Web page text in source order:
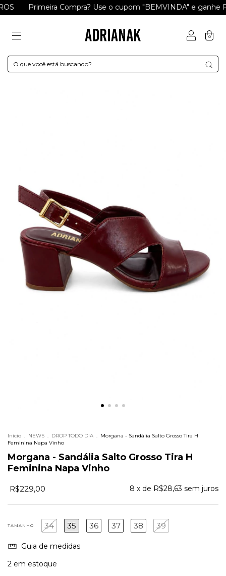
Primeira Compra? Use o cupom "BEMVINDA" e ganhe R$
0
Início . NEWS . DROP TODO DIA . Morgana - Sandália Salto Grosso Tira H
Feminina Napa Vinho
Morgana - Sandália Salto Grosso Tira H
Feminina Napa Vinho
R$229,00 8 x de R$28,63 sem juros
TAMANHO 34 35 36 37 38 39
Guia de medidas
2 em estoque